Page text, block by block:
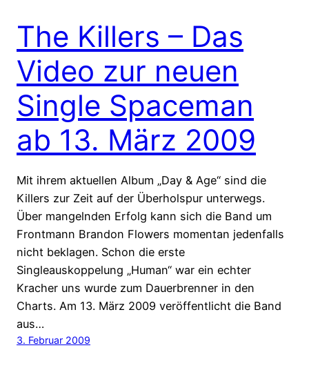
The Killers – Das
Video zur neuen
Single Spaceman
ab 13. März 2009
Mit ihrem aktuellen Album „Day & Age“ sind die
Killers zur Zeit auf der Überholspur unterwegs.
Über mangelnden Erfolg kann sich die Band um
Frontmann Brandon Flowers momentan jedenfalls
nicht beklagen. Schon die erste
Singleauskoppelung „Human“ war ein echter
Kracher uns wurde zum Dauerbrenner in den
Charts. Am 13. März 2009 veröffentlicht die Band
aus…
3. Februar 2009